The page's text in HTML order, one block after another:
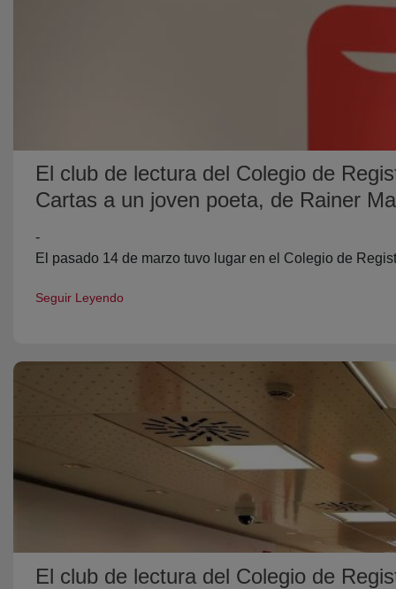
El club de lectura del Colegio de
Cartas a un joven poeta, de Rainer
-
El pasado 14 de marzo tuvo lugar en el Colegio de
Seguir Leyendo
El club de lectura del Colegio de